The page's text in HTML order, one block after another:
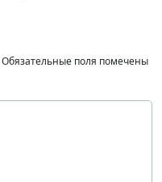
Обязательные поля помечены